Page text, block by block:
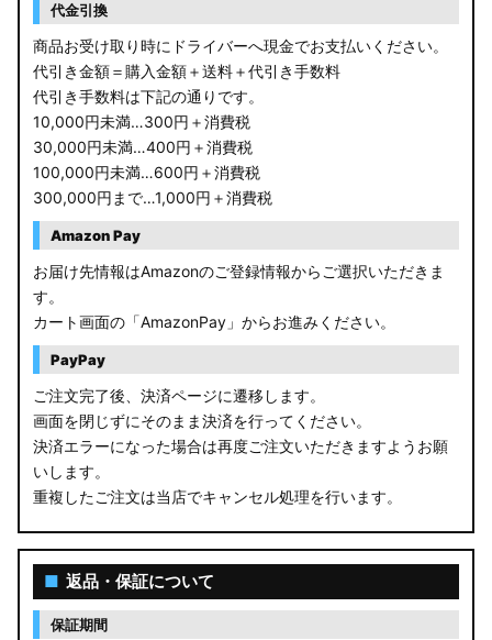
代金引換
商品お受け取り時にドライバーへ現金でお支払いください。
代引き金額＝購入金額＋送料＋代引き手数料
代引き手数料は下記の通りです。
10,000円未満…300円＋消費税
30,000円未満…400円＋消費税
100,000円未満…600円＋消費税
300,000円まで…1,000円＋消費税
Amazon Pay
お届け先情報はAmazonのご登録情報からご選択いただきま
す。
カート画面の「AmazonPay」からお進みください。
PayPay
ご注文完了後、決済ページに遷移します。
画面を閉じずにそのまま決済を行ってください。
決済エラーになった場合は再度ご注文いただきますようお願
いします。
重複したご注文は当店でキャンセル処理を行います。
■ 返品・保証について
保証期間